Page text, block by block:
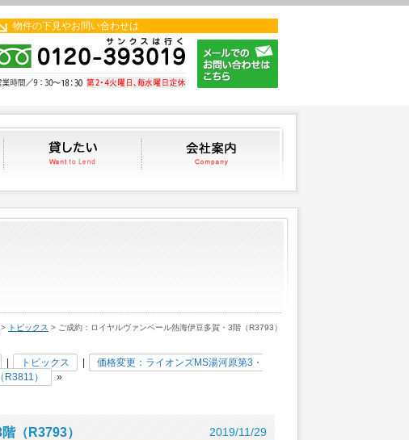
物件の下見やお問い合わせは
りたい 貸したい
> トピックス > ご成約：ロイヤルヴァンベール熱海伊豆多賀・3階（R3793）
トピックス
価格変更：ライオンズMS湯河原第3・
）
»
（R3793） 2019/11/29